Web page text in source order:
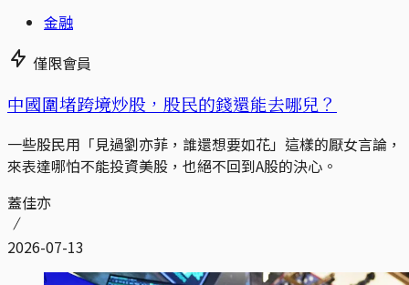
金融
僅限會員
中國圍堵跨境炒股，股民的錢還能去哪兒？
一些股民用「見過劉亦菲，誰還想要如花」這樣的厭女言論，
來表達哪怕不能投資美股，也絕不回到A股的決心。
蓋佳亦
2026-07-13